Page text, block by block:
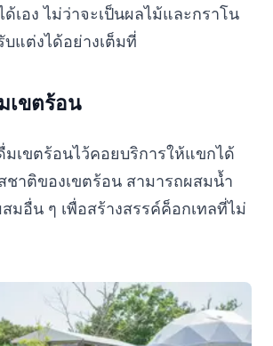
ด้เอง ไม่ว่าจะเป็นผลไม้และกราโน
แต่งได้อย่างเต็มที่
เขตร้อน
มเขตร้อนไว้คอยบริการให้แขกได้
ชาติของเขตร้อน สามารถผสมน้ำ
มอื่น ๆ เพื่อสร้างสรรค์ค็อกเทลที่ไม่